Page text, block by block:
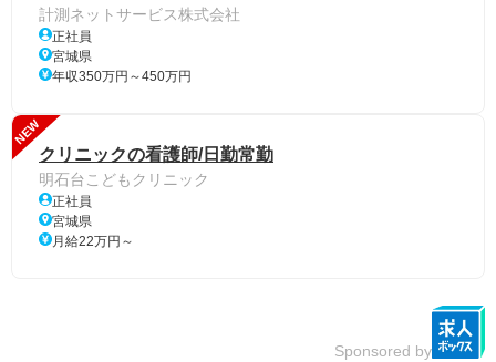
計測ネットサービス株式会社
正社員
宮城県
年収350万円～450万円
NEW
クリニックの看護師/日勤常勤
明石台こどもクリニック
正社員
宮城県
月給22万円～
Sponsored by